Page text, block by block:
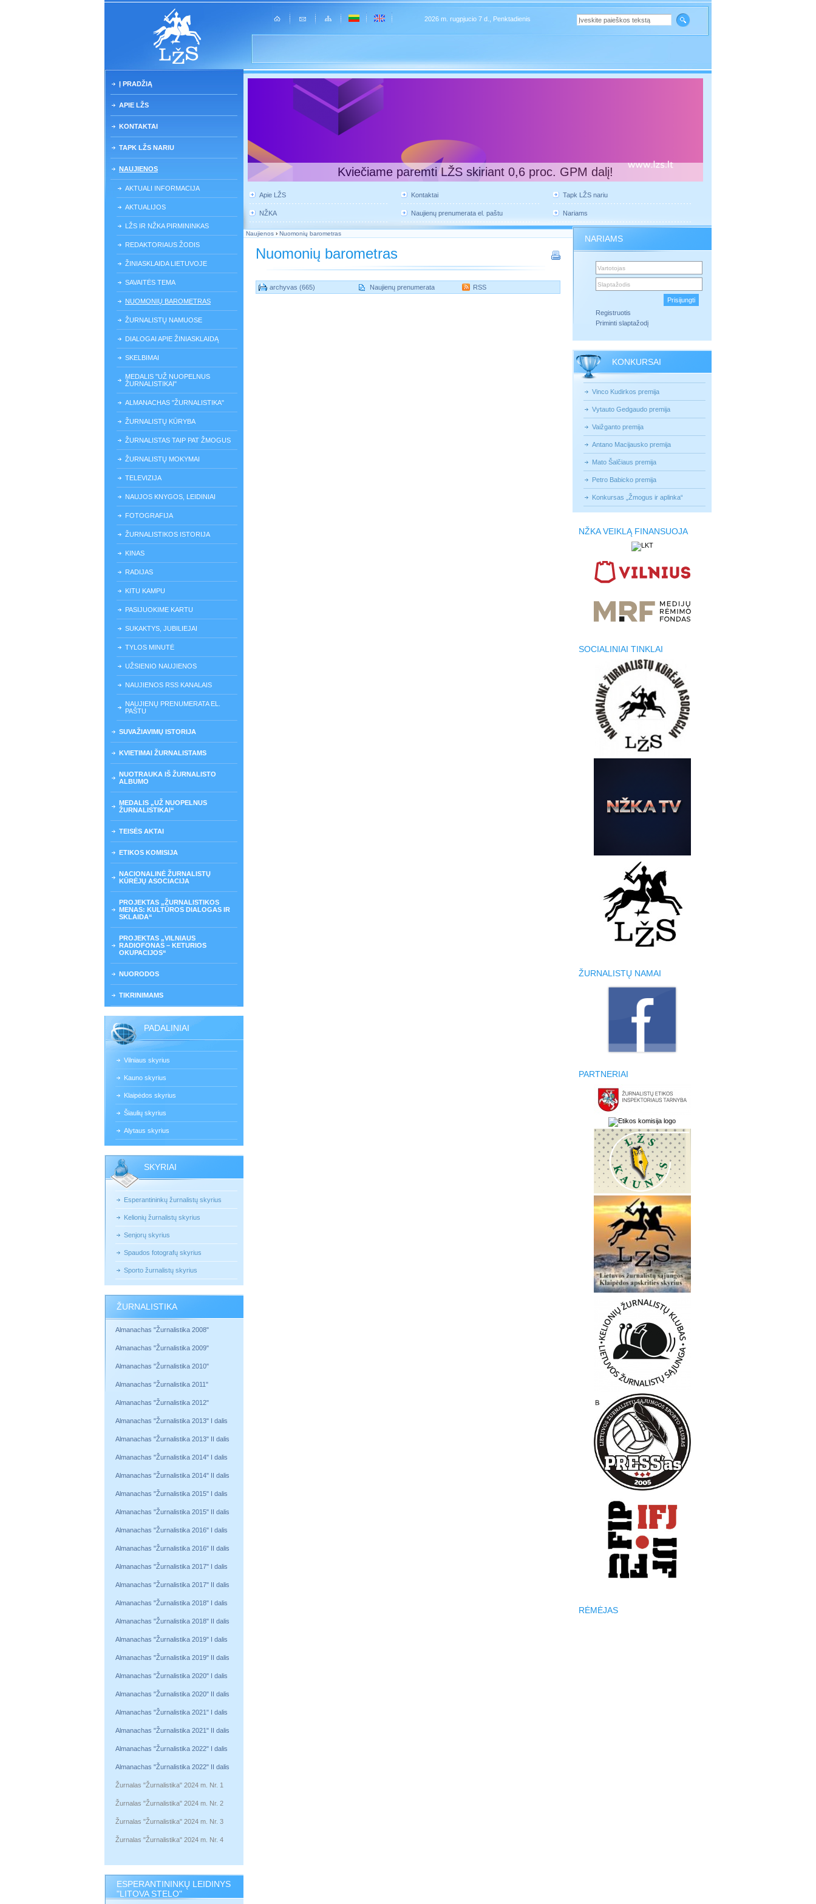
2026 m. rugpjucio 7 d., Penktadienis
Į PRADŽIĄ
APIE LŽS
KONTAKTAI
TAPK LŽS NARIU
NAUJIENOS
AKTUALI INFORMACIJA
AKTUALIJOS
LŽS IR NŽKA PIRMININKAS
REDAKTORIAUS ŽODIS
ŽINIASKLAIDA LIETUVOJE
SAVAITĖS TEMA
NUOMONIŲ BAROMETRAS
ŽURNALISTŲ NAMUOSE
DIALOGAI APIE ŽINIASKLAIDĄ
SKELBIMAI
MEDALIS "UŽ NUOPELNUS
ŽURNALISTIKAI"
ALMANACHAS "ŽURNALISTIKA"
ŽURNALISTŲ KŪRYBA
ŽURNALISTAS TAIP PAT ŽMOGUS
ŽURNALISTŲ MOKYMAI
TELEVIZIJA
NAUJOS KNYGOS, LEIDINIAI
FOTOGRAFIJA
ŽURNALISTIKOS ISTORIJA
KINAS
RADIJAS
KITU KAMPU
PASIJUOKIME KARTU
SUKAKTYS, JUBILIEJAI
TYLOS MINUTĖ
UŽSIENIO NAUJIENOS
NAUJIENOS RSS KANALAIS
NAUJIENŲ PRENUMERATA EL.
PAŠTU
SUVAŽIAVIMŲ ISTORIJA
KVIETIMAI ŽURNALISTAMS
NUOTRAUKA IŠ ŽURNALISTO
ALBUMO
MEDALIS „UŽ NUOPELNUS
ŽURNALISTIKAI“
TEISĖS AKTAI
ETIKOS KOMISIJA
NACIONALINĖ ŽURNALISTŲ
KŪRĖJŲ ASOCIACIJA
PROJEKTAS „ŽURNALISTIKOS
MENAS: KULTŪROS DIALOGAS IR
SKLAIDA“
PROJEKTAS „VILNIAUS
RADIOFONAS – KETURIOS
OKUPACIJOS“
NUORODOS
TIKRINIMAMS
PADALINIAI
Vilniaus skyrius
Kauno skyrius
Klaipėdos skyrius
Šiaulių skyrius
Alytaus skyrius
SKYRIAI
Esperantininkų žurnalistų skyrius
Kelionių žurnalistų skyrius
Senjorų skyrius
Spaudos fotografų skyrius
Sporto žurnalistų skyrius
ŽURNALISTIKA
Almanachas "Žurnalistika 2008"
Almanachas "Žurnalistika 2009"
Almanachas "Žurnalistika 2010"
Almanachas "Žurnalistika 2011"
Almanachas "Žurnalistika 2012"
Almanachas "Žurnalistika 2013" I dalis
Almanachas "Žurnalistika 2013" II dalis
Almanachas "Žurnalistika 2014" I dalis
Almanachas "Žurnalistika 2014" II dalis
Almanachas "Žurnalistika 2015" I dalis
Almanachas "Žurnalistika 2015" II dalis
Almanachas "Žurnalistika 2016" I dalis
Almanachas "Žurnalistika 2016" II dalis
Almanachas "Žurnalistika 2017" I dalis
Almanachas "Žurnalistika 2017" II dalis
Almanachas "Žurnalistika 2018" I dalis
Almanachas "Žurnalistika 2018" II dalis
Almanachas "Žurnalistika 2019" I dalis
Almanachas "Žurnalistika 2019" II dalis
Almanachas "Žurnalistika 2020" I dalis
Almanachas "Žurnalistika 2020" II dalis
Almanachas "Žurnalistika 2021" I dalis
Almanachas "Žurnalistika 2021" II dalis
Almanachas "Žurnalistika 2022" I dalis
Almanachas "Žurnalistika 2022" II dalis
Žurnalas "Žurnalistika" 2024 m. Nr. 1
Žurnalas "Žurnalistika" 2024 m. Nr. 2
Žurnalas "Žurnalistika" 2024 m. Nr. 3
Žurnalas "Žurnalistika" 2024 m. Nr. 4
ESPERANTININKŲ LEIDINYS
"LITOVA STELO"
Kviečiame paremti LŽS skiriant 0,6 proc. GPM dalį!
Apie LŽS Kontaktai Tapk LŽS nariu
NŽKA Naujienų prenumerata el. paštu Nariams
Naujienos › Nuomonių barometras
Nuomonių barometras
archyvas (665) Naujienų prenumerata RSS
NARIAMS
Registruotis
Priminti slaptažodį
KONKURSAI
Vinco Kudirkos premija
Vytauto Gedgaudo premija
Vaižganto premija
Antano Macijausko premija
Mato Šalčiaus premija
Petro Babicko premija
Konkursas „Žmogus ir aplinka“
NŽKA VEIKLĄ FINANSUOJA
SOCIALINIAI TINKLAI
ŽURNALISTŲ NAMAI
PARTNERIAI
RĖMĖJAS